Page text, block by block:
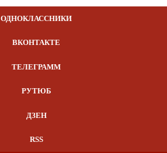
ОДНОКЛАССНИКИ
ВКОНТАКТЕ
ТЕЛЕГРАММ
РУТЮБ
ДЗЕН
RSS